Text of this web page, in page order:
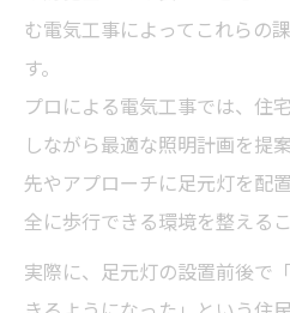
む電気工事によってこれらの
す。
プロによる電気工事では、住
しながら最適な照明計画を提
先やアプローチに足元灯を配
全に歩行できる環境を整える
実際に、足元灯の設置前後で